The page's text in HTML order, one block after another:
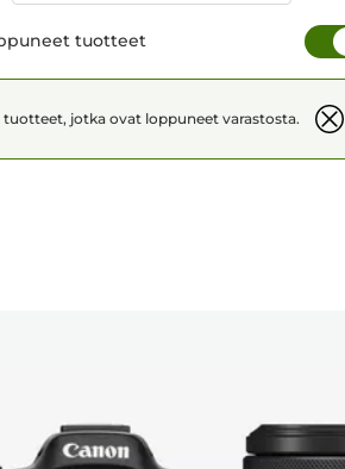
tuotteet
jotka ovat loppuneet varastosta.